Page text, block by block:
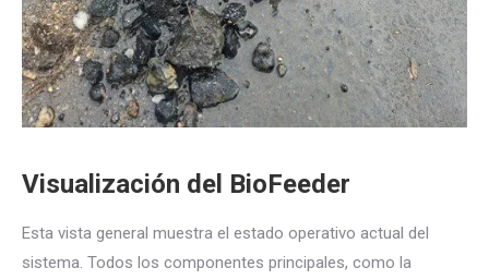
Visualización del BioFeeder
Esta vista general muestra el estado operativo actual del
sistema. Todos los componentes principales, como la